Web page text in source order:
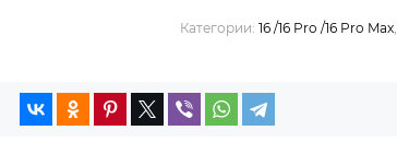
Категории: 16 /16 Pro /16 Pro Max,